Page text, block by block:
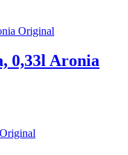
0,33l Aronia